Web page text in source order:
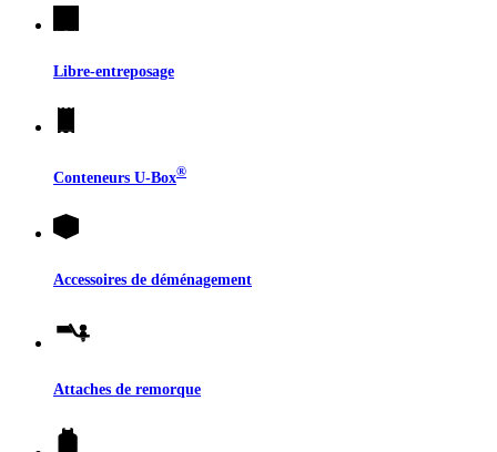
Libre-entreposage
Conteneurs U-Box®
Accessoires de déménagement
Attaches de remorque